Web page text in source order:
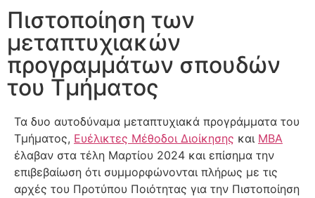
Πιστοποίηση των
μεταπτυχιακών
προγραμμάτων σπουδών
του Τμήματος
Τα δυο αυτοδύναμα μεταπτυχιακά προγράμματα του
Τμήματος, Ευέλικτες Μέθοδοι Διοίκησης και ΜΒΑ
έλαβαν στα τέλη Μαρτίου 2024 και επίσημα την
επιβεβαίωση ότι συμμορφώνονται πλήρως με τις
αρχές του Προτύπου Ποιότητας για την Πιστοποίηση